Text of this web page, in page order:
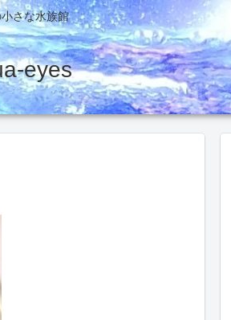
小さな水族館
eyes